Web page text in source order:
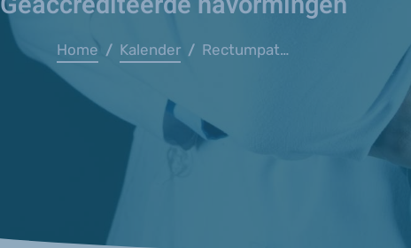
Home / Kalender / Rectumpathologie (AZ Sint-Blasius)